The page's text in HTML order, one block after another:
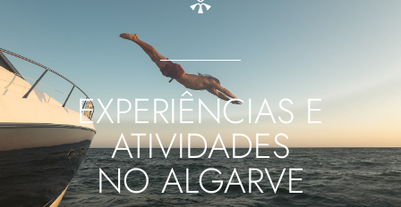
EXPERIÊNCIAS E
ATIVIDADES
NO ALGARVE